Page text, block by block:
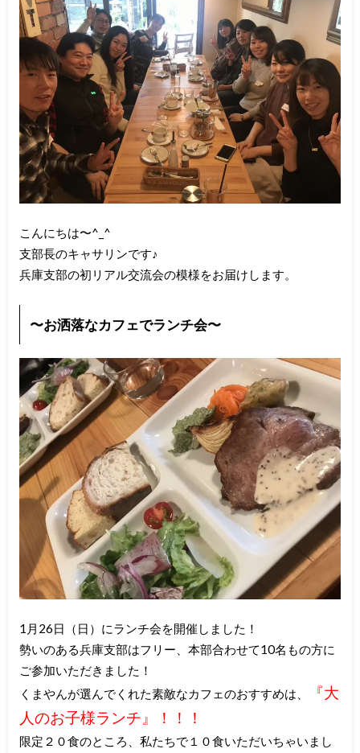
こんにちは〜^_^
支部長のキャサリンです♪
兵庫支部の初リアル交流会の模様をお届けします。
〜お洒落なカフェでランチ会〜
1月26日（日）にランチ会を開催しました！
勢いのある兵庫支部はフリー、本部合わせて10名もの方に
ご参加いただきました！
くまやんが選んでくれた素敵なカフェのおすすめは、
『大
人のお子様ランチ』！！！
限定２０食のところ、私たちで１０食いただいちゃいまし